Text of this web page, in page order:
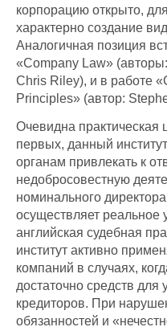
корпорацию открыто,
характерно создание
Аналогичная позиция
«Company Law»
Chris Riley), и в работе
Principles» (автор:
Очевидна практическая
первых, данный
органам привлекать к
недобросовестную
номинального
осуществляет реальное
английская судебная
институт активно
компаний в случаях,
достаточно средств для
кредиторов. При
обязанностей и